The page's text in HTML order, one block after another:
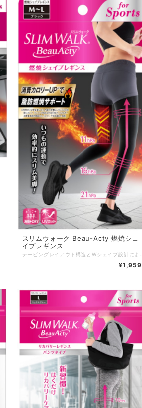
スリムウォーク Beau-Acty 燃焼シェ
イプレギンス
¥1,959